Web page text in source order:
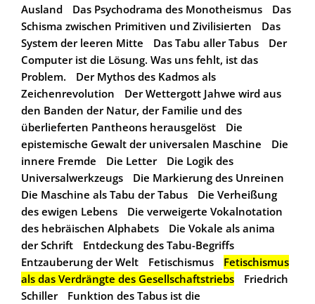
Ausland
Das Psychodrama des Monotheismus
Das
Schisma zwischen Primitiven und Zivilisierten
Das
System der leeren Mitte
Das Tabu aller Tabus
Der
Computer ist die Lösung. Was uns fehlt, ist das
Problem.
Der Mythos des Kadmos als
Zeichenrevolution
Der Wettergott Jahwe wird aus
den Banden der Natur, der Familie und des
überlieferten Pantheons herausgelöst
Die
epistemische Gewalt der universalen Maschine
Die
innere Fremde
Die Letter
Die Logik des
Universalwerkzeugs
Die Markierung des Unreinen
Die Maschine als Tabu der Tabus
Die Verheißung
des ewigen Lebens
Die verweigerte Vokalnotation
des hebräischen Alphabets
Die Vokale als anima
der Schrift
Entdeckung des Tabu-Begriffs
Entzauberung der Welt
Fetischismus
Fetischismus
als das Verdrängte des Gesellschaftstriebs
Friedrich
Schiller
Funktion des Tabus ist die